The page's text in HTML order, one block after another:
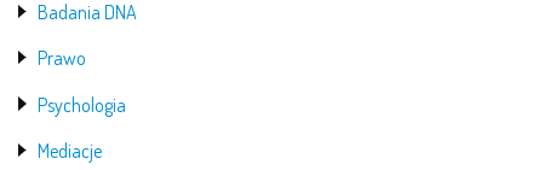
Badania DNA
Prawo
Psychologia
Mediacje